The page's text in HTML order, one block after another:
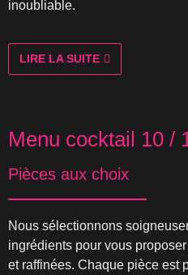
inoubliable.
LIRE LA SUITE
Menu cocktail 10 /
Pièces aux choix
Nous sélectionnons
ingrédients pour vous
et raffinées. Chaque pièce est